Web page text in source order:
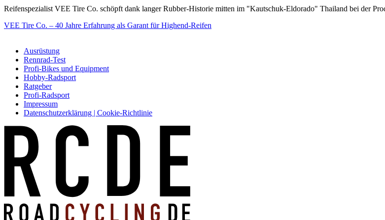
Reifenspezialist VEE Tire Co. schöpft dank langer Rubber-Historie mitten im "Kautschuk-Eldorado" Thailand bei der
VEE Tire Co. – 40 Jahre Erfahrung als Garant für Highend-Reifen
Ausrüstung
Rennrad-Test
Profi-Bikes und Equipment
Hobby-Radsport
Ratgeber
Profi-Radsport
Impressum
Datenschutzerklärung | Cookie-Richtlinie